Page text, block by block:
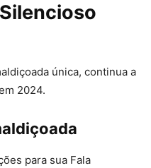
única, continua a
2024.
para sua Fala